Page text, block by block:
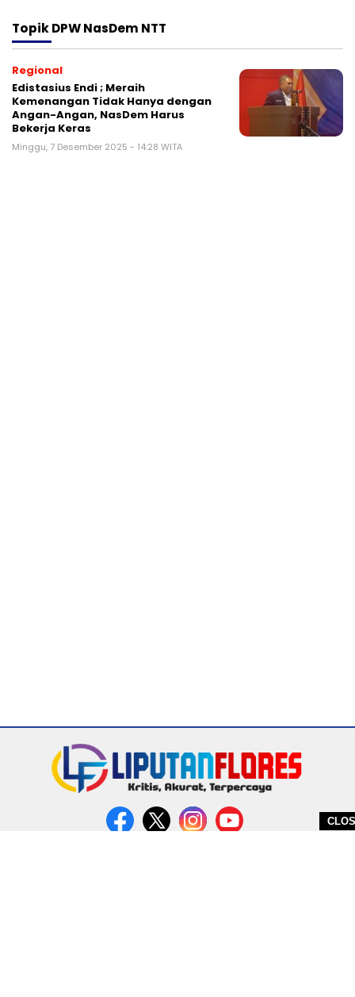
TopikDPW NasDem NTT
Regional
Edistasius Endi ; Meraih
Kemenangan Tidak Hanya dengan
Angan-Angan, NasDem Harus
Bekerja Keras
Minggu, 7 Desember 2025 - 14:28 WITA